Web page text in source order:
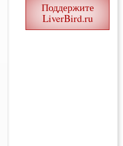
Поддержите
LiverBird.ru